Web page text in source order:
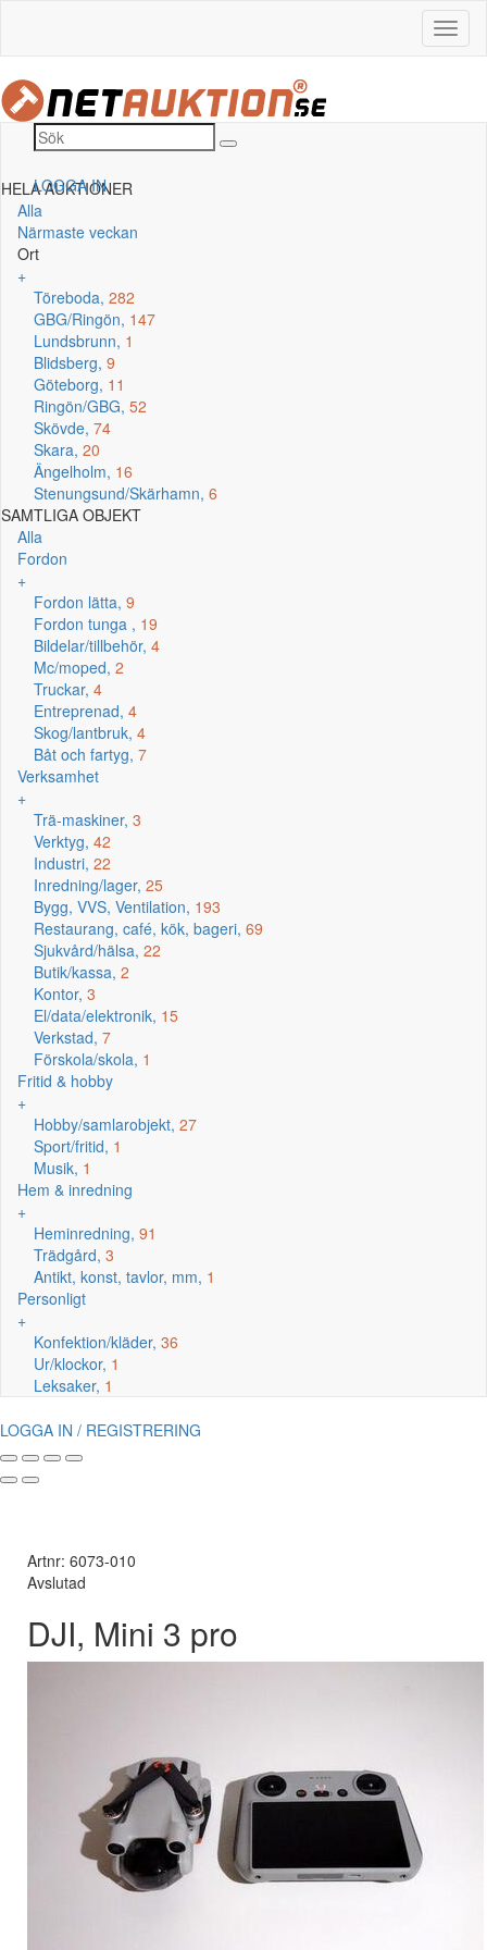
LOGGA IN
HELA AUKTIONER
Alla
Närmaste veckan
Ort
+
Töreboda, 282
GBG/Ringön, 147
Lundsbrunn, 1
Blidsberg, 9
Göteborg, 11
Ringön/GBG, 52
Skövde, 74
Skara, 20
Ängelholm, 16
Stenungsund/Skärhamn, 6
SAMTLIGA OBJEKT
Alla
Fordon
+
Fordon lätta, 9
Fordon tunga , 19
Bildelar/tillbehör, 4
Mc/moped, 2
Truckar, 4
Entreprenad, 4
Skog/lantbruk, 4
Båt och fartyg, 7
Verksamhet
+
Trä-maskiner, 3
Verktyg, 42
Industri, 22
Inredning/lager, 25
Bygg, VVS, Ventilation, 193
Restaurang, café, kök, bageri, 69
Sjukvård/hälsa, 22
Butik/kassa, 2
Kontor, 3
El/data/elektronik, 15
Verkstad, 7
Förskola/skola, 1
Fritid & hobby
+
Hobby/samlarobjekt, 27
Sport/fritid, 1
Musik, 1
Hem & inredning
+
Heminredning, 91
Trädgård, 3
Antikt, konst, tavlor, mm, 1
Personligt
+
Konfektion/kläder, 36
Ur/klockor, 1
Leksaker, 1
LOGGA IN / REGISTRERING
Artnr: 6073-010
Avslutad
DJI, Mini 3 pro